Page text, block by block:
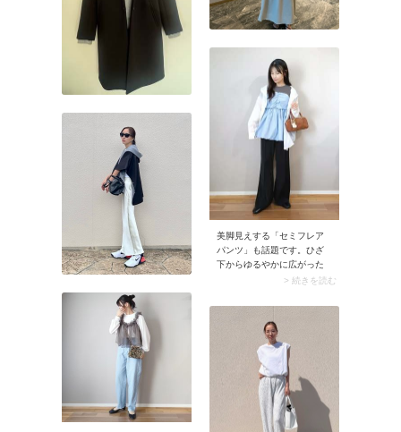
美脚見えする「セミフレア
パンツ」も話題です。ひざ
下からゆるやかに広がった
セミフレアのシルエットは
ゆったりめのトップスを合
わせてカジュアルに着るの
が今の気分です。
> 続きを読む